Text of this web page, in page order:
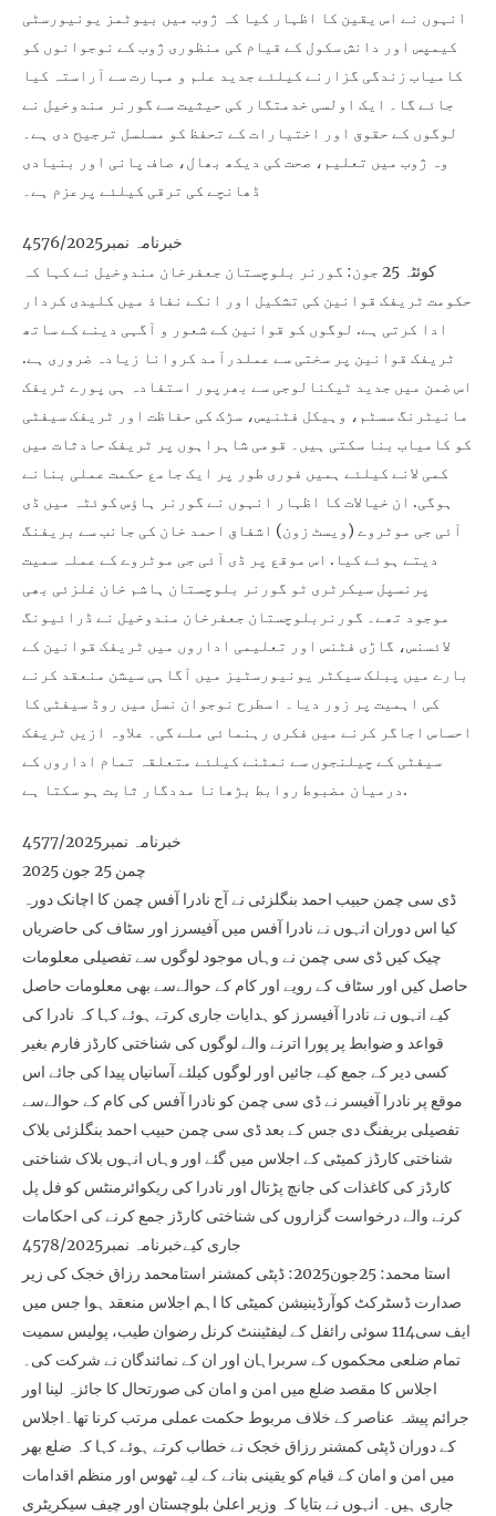
انہوں نے اس یقین کا اظہار کیا کہ ژوب میں بیوٹمز یونیورسٹی
کیمپس اور دانش سکول کے قیام کی منظوری ژوب کے نوجوانوں کو
کامیاب زندگی گزارنے کیلئے جدید علم و مہارت سے آراستہ کیا
جائے گا۔ ایک اولسی خدمتگار کی حیثیت سے گورنر مندوخیل نے
لوگوں کے حقوق اور اختیارات کے تحفظ کو مسلسل ترجیح دی ہے۔
وہ ژوب میں تعلیم، صحت کی دیکھ بھال، صاف پانی اور بنیادی
ڈھانچے کی ترقی کیلئے پرعزم ہے۔
خبرنامہ نمبر4576/2025
کوئٹہ 25 جون: گورنر بلوچستان جعفرخان مندوخیل نے کہا کہ
حکومت ٹریفک قوانین کی تشکیل اور انکے نفاذ میں کلیدی کردار
ادا کرتی ہے. لوگوں کو قوانین کے شعور و آگہی دینے کے ساتھ
ٹریفک قوانین پر سختی سے عملدرآمد کروانا زیادہ ضروری ہے.
اس ضمن میں جدید ٹیکنالوجی سے بھرپور استفادہ ہی پورے ٹریفک
مانیٹرنگ سسٹم، وہیکل فٹنیس، سڑک کی حفاظت اور ٹریفک سیفٹی
کو کامیاب بنا سکتی ہیں۔ قومی شاہراہوں پر ٹریفک حادثات میں
کمی لانے کیلئے ہمیں فوری طور پر ایک جامع حکمت عملی بنانے
ہوگی. ان خیالات کا اظہار انہوں نے گورنر ہاؤس کوئٹہ میں ڈی
آئی جی موٹروے (ویسٹ زون) اشفاق احمد خان کی جانب سے بریفنگ
دیتے ہوئے کیا. اس موقع پر ڈی آئی جی موٹروے کے عملہ سمیت
پرنسپل سیکرٹری ٹو گورنر بلوچستان ہاشم خان غلزئی بھی
موجود تھے۔ گورنربلوچستان جعفرخان مندوخیل نے ڈرائیونگ
لائسنس، گاڑی فٹنس اور تعلیمی اداروں میں ٹریفک قوانین کے
بارے میں پبلک سیکٹر یونیورسٹیز میں آگاہی سیشن منعقد کرنے
کی اہمیت پر زور دیا۔ اسطرح نوجوان نسل میں روڈ سیفٹی کا
احساس اجاگر کرنے میں فکری رہنمائی ملے گی۔ علاوہ ازیں ٹریفک
سیفٹی کے چیلنجوں سے نمٹنے کیلئے متعلقہ تمام اداروں کے
درمیان مضبوط روابط بڑھانا مددگار ثابت ہو سکتا ہے.
خبرنامہ نمبر4577/2025
چمن 25 جون 2025
ڈی سی چمن حبیب احمد بنگلزئی نے آج نادرا آفس چمن کا اچانک دورہ
کیا اس دوران انہوں نے نادرا آفس میں آفیسرز اور سٹاف کی حاضریاں
چیک کیں ڈی سی چمن نے وہاں موجود لوگوں سے تفصیلی معلومات
حاصل کیں اور سٹاف کے رویے اور کام کے حوالےسے بھی معلومات حاصل
کیے انہوں نے نادرا آفیسرز کو ہدایات جاری کرتے ہوئے کہا کہ نادرا کی
قواعد و ضوابط پر پورا اترنے والے لوگوں کی شناختی کارڈز فارم بغیر
کسی دیر کے جمع کیے جائیں اور لوگوں کیلئے آسانیاں پیدا کی جائے اس
موقع پر نادرا آفیسر نے ڈی سی چمن کو نادرا آفس کی کام کے حوالےسے
تفصیلی بریفنگ دی جس کے بعد ڈی سی چمن حبیب احمد بنگلزئی بلاک
شناختی کارڈز کمیٹی کے اجلاس میں گئے اور وہاں انہوں بلاک شناختی
کارڈز کی کاغذات کی جانچ پڑتال اور نادرا کی ریکوائرمنٹس کو فل پل
کرنے والے درخواست گزاروں کی شناختی کارڈز جمع کرنے کی احکامات
جاری کیےخبرنامہ نمبر4578/2025
استا محمد: 25جون2025: ڈپٹی کمشنر استامحمد رزاق خجک کی زیر
صدارت ڈسٹرکٹ کوآرڈینیشن کمیٹی کا اہم اجلاس منعقد ہوا جس میں
ایف سی114 سوئی رائفل کے لیفٹیننٹ کرنل رضوان طیب، پولیس سمیت
تمام ضلعی محکموں کے سربراہان اور ان کے نمائندگان نے شرکت کی۔
اجلاس کا مقصد ضلع میں امن و امان کی صورتحال کا جائزہ لینا اور
جرائم پیشہ عناصر کے خلاف مربوط حکمت عملی مرتب کرنا تھا۔اجلاس
کے دوران ڈپٹی کمشنر رزاق خجک نے خطاب کرتے ہوئے کہا کہ ضلع بھر
میں امن و امان کے قیام کو یقینی بنانے کے لیے ٹھوس اور منظم اقدامات
جاری ہیں۔ انہوں نے بتایا کہ وزیر اعلیٰ بلوچستان اور چیف سیکریٹری